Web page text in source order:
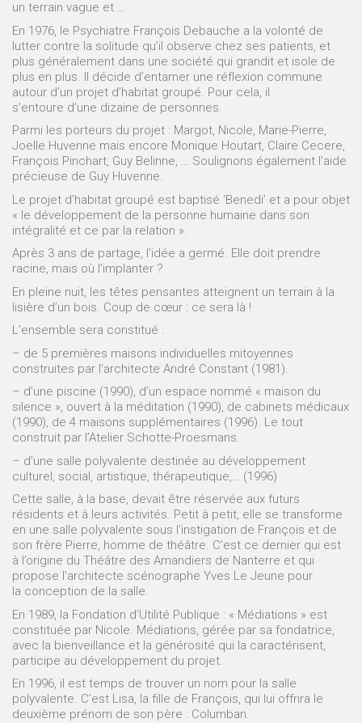
un terrain vague et …
En 1976, le Psychiatre François Debauche a la volonté de
lutter contre la solitude qu’il observe chez ses patients, et
plus généralement dans une société qui grandit et isole de
plus en plus. Il décide d’entamer une réflexion commune
autour d’un projet d’habitat groupé. Pour cela, il
s’entoure d’une dizaine de personnes.
Parmi les porteurs du projet : Margot, Nicole, Marie-Pierre,
Joelle Huvenne mais encore Monique Houtart, Claire Cecere,
François Pinchart, Guy Belinne, … Soulignons également l’aide
précieuse de Guy Huvenne.
Le projet d’habitat groupé est baptisé ‘Benedi’ et a pour objet
« le développement de la personne humaine dans son
intégralité et ce par la relation ».
Après 3 ans de partage, l’idée a germé. Elle doit prendre
racine, mais où l’implanter ?
En pleine nuit, les têtes pensantes atteignent un terrain à la
lisière d’un bois. Coup de cœur : ce sera là !
L’ensemble sera constitué :
– de 5 premières maisons individuelles mitoyennes
construites par l’architecte André Constant (1981).
– d’une piscine (1990), d’un espace nommé « maison du
silence », ouvert à la méditation (1990), de cabinets médicaux
(1990), de 4 maisons supplémentaires (1996). Le tout
construit par l’Atelier Schotte-Proesmans.
– d’une salle polyvalente destinée au développement
culturel, social, artistique, thérapeutique,… (1996)
Cette salle, à la base, devait être réservée aux futurs
résidents et à leurs activités. Petit à petit, elle se transforme
en une salle polyvalente sous l’instigation de François et de
son frère Pierre, homme de théâtre. C’est ce dernier qui est
à l’origine du Théâtre des Amandiers de Nanterre et qui
propose l’architecte scénographe Yves Le Jeune pour
la conception de la salle.
En 1989, la Fondation d’Utilité Publique : « Médiations » est
constituée par Nicole. Médiations, gérée par sa fondatrice,
avec la bienveillance et la générosité qui la caractérisent,
participe au développement du projet.
En 1996, il est temps de trouver un nom pour la salle
polyvalente. C’est Lisa, la fille de François, qui lui offrira le
deuxième prénom de son père : Columban.